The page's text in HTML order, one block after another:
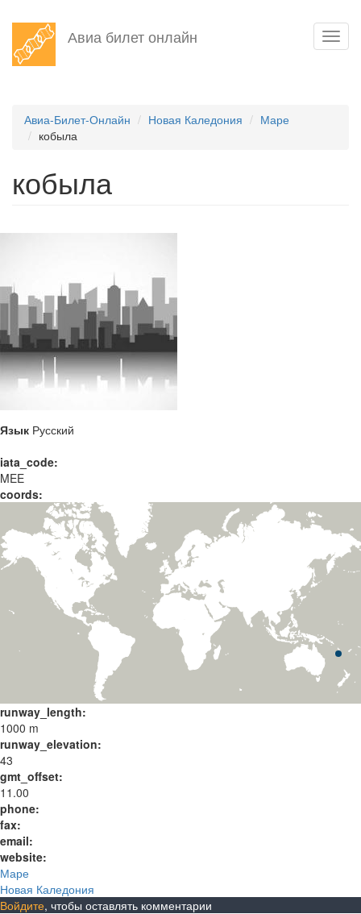
Перейти
основному
Авиа билет онлайн
Авиа-Билет-Онлайн Новая Каледония
Маре
кобыла
кобыла
Язык Русский
iata_code:
MEE
coords:
runway_length:
1000 m
runway_elevation:
43
gmt_offset:
11.00
phone:
fax:
email:
website:
Маре
Новая Каледония
Войдите, чтобы оставлять комментарии